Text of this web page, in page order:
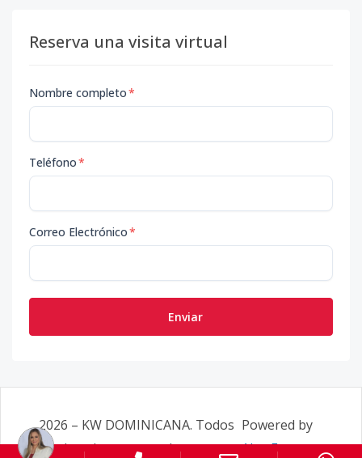
Reserva una visita virtual
Nombre completo*
Teléfono*
Correo Electrónico*
Enviar
2026 – KW DOMINICANA. Todos
los derechos reservados.
Powered by
AlterEstate